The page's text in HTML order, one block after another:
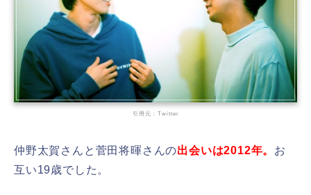
引用元：Twitter
仲野太賀さんと菅田将暉さんの出会いは2012年。 お
互い19歳でした。